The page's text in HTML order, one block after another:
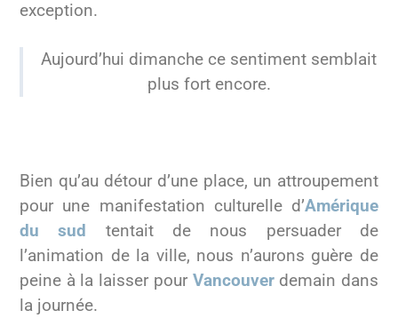
exception.
Aujourd’hui dimanche ce sentiment semblait
plus fort encore.
Bien qu’au détour d’une place, un attroupement
pour une manifestation culturelle d’Amérique
du sud
tentait de nous persuader de
l’animation de la ville, nous n’aurons guère de
peine à la laisser pour Vancouverdemain dans
la journée.